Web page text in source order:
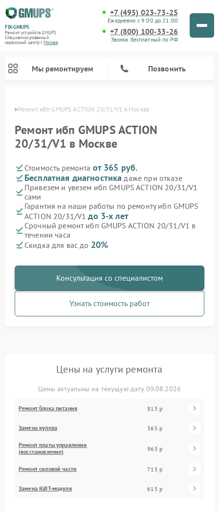
FIX-GMUPS
Ремонт устройств GMUPS
Специализированный
cервисный центр г.Москва
+7 (495) 023-73-25
Ежедневно с 9:00 до 21:00
+7 (800) 100-33-26
Звонок бесплатный по РФ
Мы ремонтируем Позвонить
Ремонт ибп GMUPS ACTION 20/31/V1 в Москве
Ремонт ибп GMUPS ACTION
20/31/V1 в Москве
Стоимость ремонта от 365 руб.
Бесплатная диагностика даже при отказе
Привезем и увезем ибп GMUPS ACTION 20/31/V1
сами
Гарантия на наши работы по ремонту ибп GMUPS
ACTION 20/31/V1до 3-х лет
Срочный ремонт ибп GMUPS ACTION 20/31/V1 в
течении часа
Скидка для вас до 20%
Консультация со специалистом
Узнать стоимость работ
Цены на услуги ремонта
Цены актуальны на текущую дату 09.08.2026
Ремонт блока питания 815 р
Замена кулера 365 р
Ремонт платы управления
(восстановление)
965 р
Ремонт силовой части 715 р
Замена IGBT-модуля 615 р